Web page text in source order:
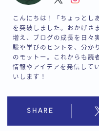
こんにちは！「ちょっとし
を突破しました。おかげさ
増え、ブログの成長を日々
験や学びのヒントを、分か
のモットー。これからも読
情報やアイデアを発信して
いします！
SHARE